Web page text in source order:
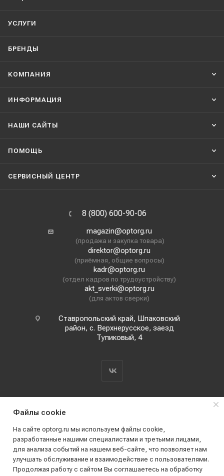
УСЛУГИ
БРЕНДЫ
КОМПАНИЯ
ИНФОРМАЦИЯ
НАШИ CАЙТЫ
ПОМОЩЬ
СЕРВИСНЫЙ ЦЕНТР
8 (800) 600-90-06
magazin@optorg.ru
(продажа и закупка товара)
direktor@optorg.ru
(приёмная, общие вопросы)
kadr@optorg.ru
(отдел кадров по трудоустройству)
akt_sverki@optorg.ru
(для актов сверки)
Ставропольский край, Шпаковский
район, с. Верхнерусское, заезд
Тупиковый, 4
2019 - 2026 © АО КПК "Ставропольстройопторг"
Все права защищены
Файлы cookie
На сайте optorg.ru мы используем файлы cookie,
разработанные нашими специалистами и третьими лицами,
для анализа событий на нашем веб-сайте, что позволяет нам
улучшать обслуживание и взаимодействие с пользователями.
Продолжая работу с сайтом Вы соглашаетесь на обработку